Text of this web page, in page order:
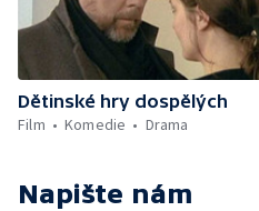
Dětinské hry dospělých
Film
Komedie Drama
Napište nám